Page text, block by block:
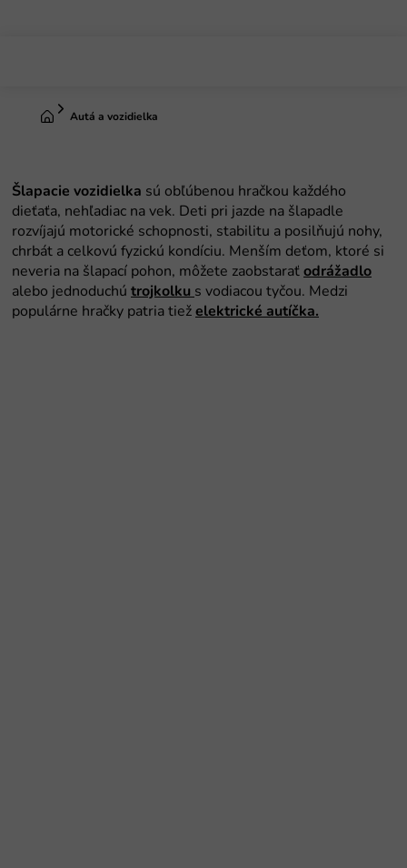
DomovAutá a vozidielka
Šlapacie vozidielka sú obľúbenou hračkou každého
dieťaťa, nehľadiac na vek. Deti pri jazde na šlapadle
rozvíjajú motorické schopnosti, stabilitu a posilňujú nohy,
chrbát a celkovú fyzickú kondíciu. Menším deťom, ktoré si
neveria na šlapací pohon, môžete zaobstaraťodrážadlo
alebo jednoduchú trojkolku s vodiacou tyčou. Medzi
populárne hračky patria tieželektrické autíčka.